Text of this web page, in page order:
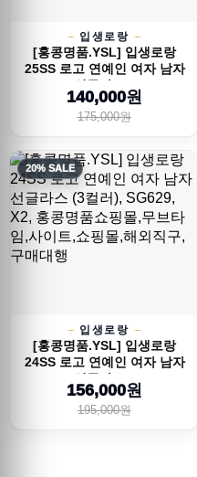
입생로랑
[홍콩명품.YSL] 입생로랑
25SS 로고 연예인 여자 남자
선글라스...
140,000원
175,000원
20% SALE
입생로랑
[홍콩명품.YSL] 입생로랑
24SS 로고 연예인 여자 남자
선글라스...
156,000원
195,000원